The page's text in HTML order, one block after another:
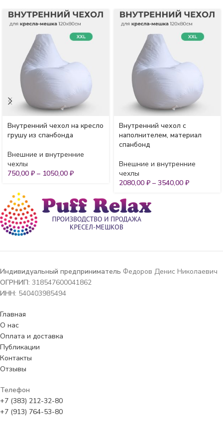
Внутренний чехол на кресло
грушу из спанбонда
Внешние и внутренние
чехлы
750,00 ₽ – 1050,00 ₽
Внутренний чехол с
наполнителем, материал
спанбонд
Внешние и внутренние
чехлы
2080,00 ₽ – 3540,00 ₽
Индивидуальный предприниматель Федоров Денис Николаевич
ОГРНИП: 318547600041862
ИНН: 540403985494
Главная
О нас
Оплата и доставка
Публикации
Контакты
Отзывы
Телефон
+7 (383) 212-32-80
+7 (913) 764-53-80